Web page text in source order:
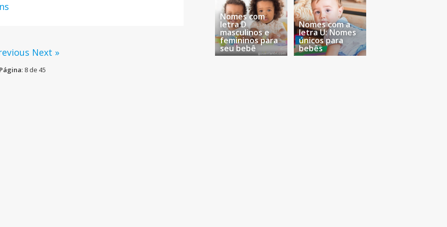
Next »
Página: 8 de 45
Nomes com
letra D
masculinos e
femininos para
seu bebê
Nomes com a
letra U: Nomes
únicos para
bebês